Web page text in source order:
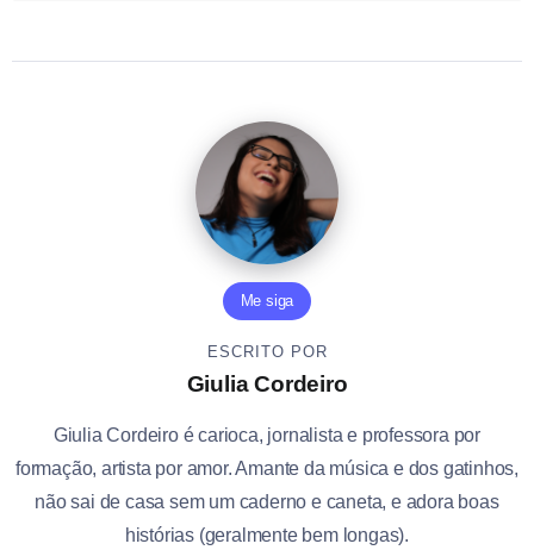
Me siga
ESCRITO POR
Giulia Cordeiro
Giulia Cordeiro é carioca, jornalista e professora por
formação, artista por amor. Amante da música e dos gatinhos,
não sai de casa sem um caderno e caneta, e adora boas
histórias (geralmente bem longas).